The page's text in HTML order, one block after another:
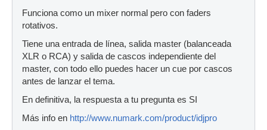
Funciona como un mixer normal pero con faders
rotativos.
Tiene una entrada de línea, salida master (balanceada
XLR o RCA) y salida de cascos independiente del
master, con todo ello puedes hacer un cue por cascos
antes de lanzar el tema.
En definitiva, la respuesta a tu pregunta es SI
Más info en http://www.numark.com/product/idjpro